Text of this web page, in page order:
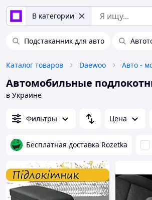
В категории
Подстаканник для авто
Каталог товаров Daewoo Авто -
Автомобильные
в Украине
Фильтры Цена
Бесплатная доставка Rozetka